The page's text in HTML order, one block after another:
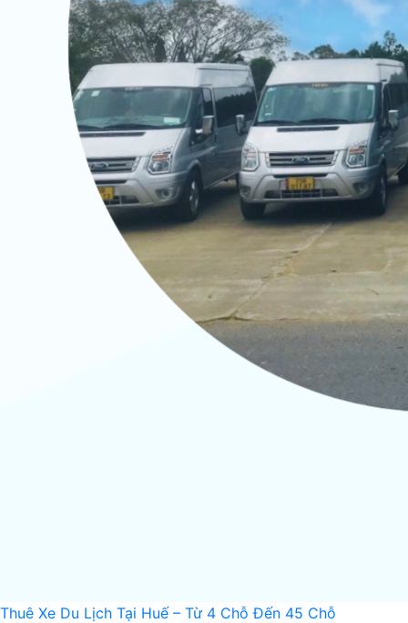
Thuê Xe Du Lịch Tại Huế – Từ 4 Chỗ Đến 45 Chỗ